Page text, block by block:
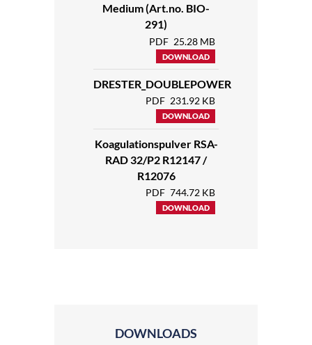
Medium (Art.no. BIO-
291)
PDF 25.28 MB
DOWNLOAD
DRESTER_DOUBLEPOWER
PDF 231.92 KB
DOWNLOAD
Koagulationspulver RSA-
RAD 32/P2 R12147 /
R12076
PDF 744.72 KB
DOWNLOAD
DOWNLOADS